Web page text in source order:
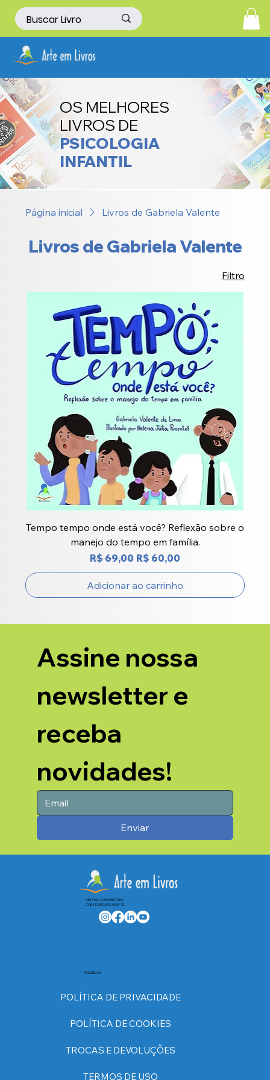
OS MELHORES
LIVROS DE
PSICOLOGIA
INFANTIL
Página inicial Livros de Gabriela Valente
Livros de Gabriela Valente
Filtro
Tempo tempo onde está você? Reflexão sobre o
manejo do tempo em família.
Preço normal
R$ 69,00 Preço promocional
R$ 60,00
Adicionar ao carrinho
Assine nossa
newsletter e
receba
novidades!
Enviar
ARTE EM LIVROS EDITORA
CNPJ: 19.519.509/0001-73
POLÍTICAS
POLÍTICA DE PRIVACIDADE
POLÍTICA DE COOKIES
TROCAS E DEVOLUÇÕES
TERMOS DE USO